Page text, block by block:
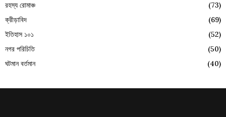
রহস্য রোমাঞ্চ
(73)
ক্রীড়াবিদ
(69)
ইতিহাস ১০১
(52)
নগর পরিচিতি
(50)
ঘটমান বর্তমান
(40)